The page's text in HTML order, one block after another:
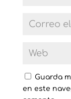
Guarda
en este